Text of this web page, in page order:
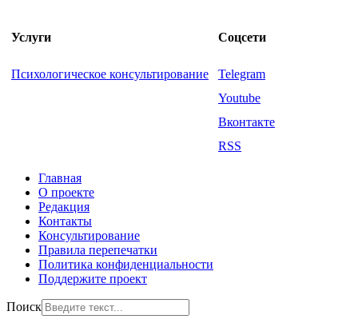
Услуги Соцсети
Психологическое консультирование
Telegram
Youtube
Вконтакте
RSS
Главная
О проекте
Редакция
Контакты
Консультирование
Правила перепечатки
Политика конфиденциальности
Поддержите проект
Поиск